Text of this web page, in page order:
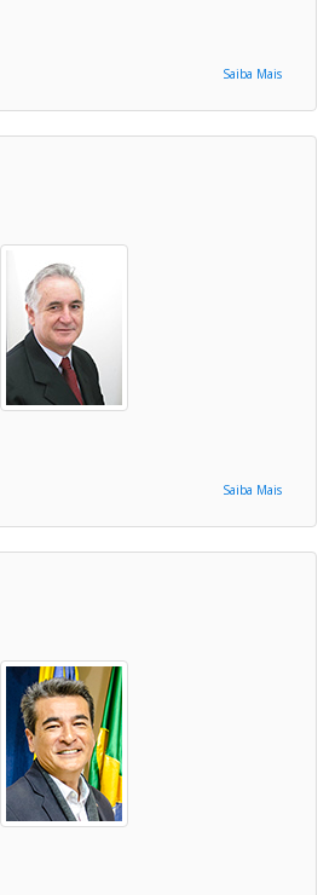
Saiba Mais
Saiba Mais